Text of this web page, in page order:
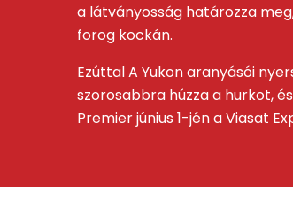
a látványosság határozza
forog kockán.
Ezúttal A Yukon aranyásói
szorosabbra húzza a hurkot,
Premier június 1-jén a Viasat